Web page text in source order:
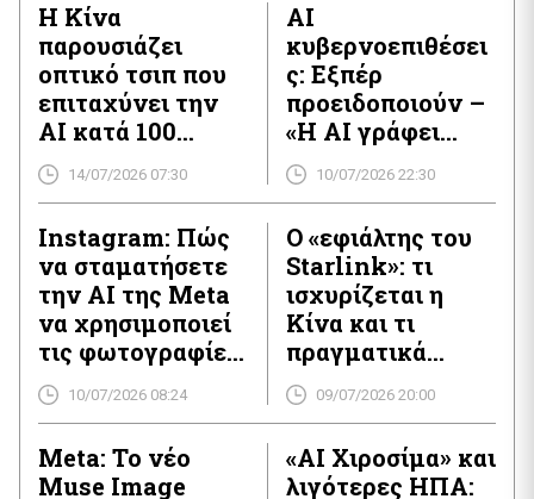
Η Κίνα
παρουσιάζει
οπτικό τσιπ που
επιταχύνει την
AI κατά 100
φορές με το 1/9
της
ισχύος
14/07/2026 07:30
AI
κυβερνοεπιθέσει
ς: Εξπέρ
προειδοποιούν –
«Η AI γράφει
καλύτερα
φινλανδικά από
Φινλανδούς»
10/07/2026 22:30
Instagram: Πώς
να σταματήσετε
την AI της Meta
να χρησιμοποιεί
τις φωτογραφίες
σας – Απλά
βήματα
10/07/2026 08:24
Ο «εφιάλτης του
Starlink»: τι
ισχυρίζεται η
Κίνα και τι
πραγματικά
αλλάζει στο
διάστημα
09/07/2026 20:00
Meta: Το νέο
Muse Image
«AI Χιροσίμα» και
λιγότερες ΗΠΑ: